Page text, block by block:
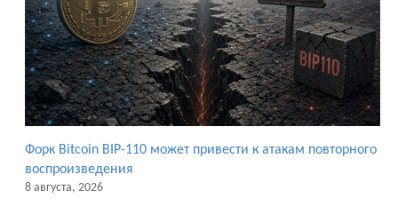
Форк Bitcoin BIP-110 может привести к атакам повторного
воспроизведения
8 августа, 2026